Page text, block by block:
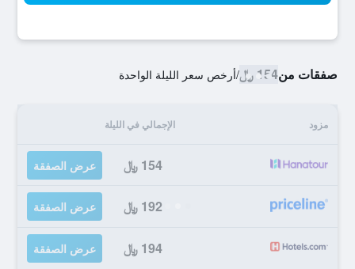
صفقات من154 ﷼ /أرخص سعر الليلة الواحدة
مزود الإجمالي في الليلة
154 ﷼ عرض الصفقة
192 ﷼ عرض الصفقة
194 ﷼ عرض الصفقة